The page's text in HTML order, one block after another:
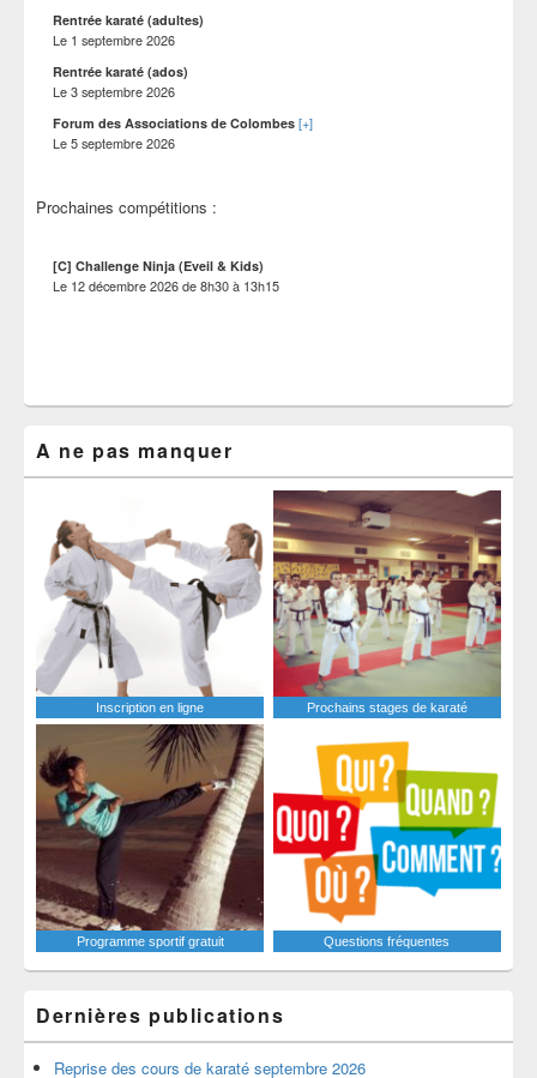
Rentrée karaté (adultes)
Le 1 septembre 2026
Rentrée karaté (ados)
Le3 septembre 2026
Forum des Associations de Colombes [+]
Le5 septembre 2026
Prochaines compétitions :
[C] Challenge Ninja (Eveil & Kids)
Le 12 décembre 2026de8h30à 13h15
A ne pas manquer
Inscription en ligne Prochains stages de karaté
Programme sportif gratuit Questions fréquentes
Dernières publications
Reprise des cours de karaté septembre 2026